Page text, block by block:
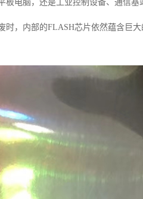
电脑，还是工业控制设备、通信基
，内部的FLASH芯片依然蕴含巨大